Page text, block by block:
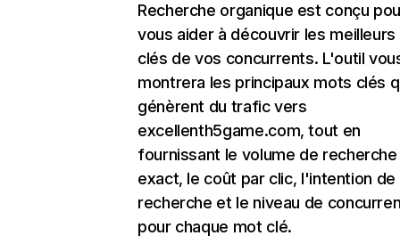
Recherche organique est conçu
vous aider à découvrir les
clés de vos concurrents. L'outil
montrera les principaux mots clés
génèrent du trafic vers
excellenth5game.com, tout en
fournissant le volume de recherche
exact, le coût par clic, l'intention de
recherche et le niveau de
pour chaque mot clé.